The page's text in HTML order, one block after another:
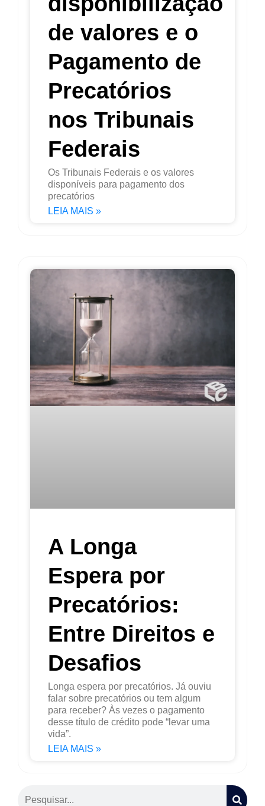
de valores e o
Pagamento de
Precatórios
nos Tribunais
Federais
Os Tribunais Federais e os valores
disponíveis para pagamento dos
precatórios
LEIA MAIS »
A Longa
Espera por
Precatórios:
Entre Direitos e
Desafios
Longa espera por precatórios. Já ouviu
falar sobre precatórios ou tem algum
para receber? Às vezes o pagamento
desse título de crédito pode “levar uma
vida”.
LEIA MAIS »